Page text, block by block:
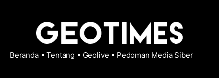
Beranda • Tentang • Geolive • Pedoman Media Siber